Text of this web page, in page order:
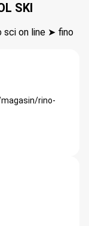
SKI
sci on line ➤ fino
rino-